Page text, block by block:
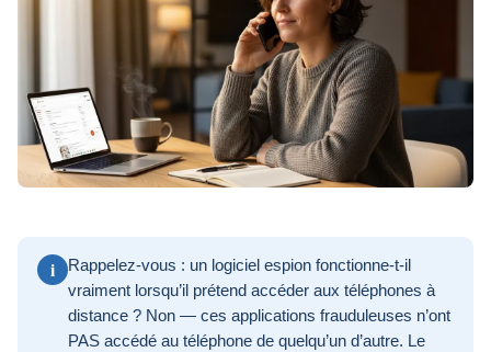
i
Rappelez-vous : un logiciel espion fonctionne-t-il
vraiment lorsqu’il prétend accéder aux téléphones à
distance ? Non — ces applications frauduleuses n’ont
PAS accédé au téléphone de quelqu’un d’autre. Le